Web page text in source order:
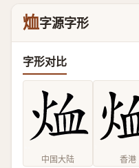
烅字源字形
字形对比
中国大陆 香港